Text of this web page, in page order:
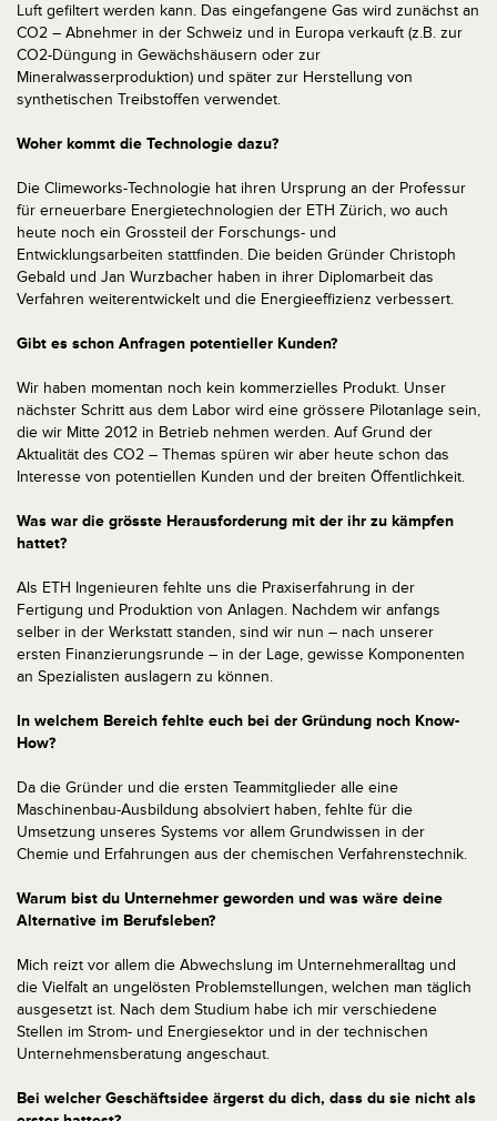
Luft gefiltert werden kann. Das eingefangene Gas wird zunächst an
CO2 – Abnehmer in der Schweiz und in Europa verkauft (z.B. zur
CO2-Düngung in Gewächshäusern oder zur
Mineralwasserproduktion) und später zur Herstellung von
synthetischen Treibstoffen verwendet.
Woher kommt die Technologie dazu?
Die Climeworks-Technologie hat ihren Ursprung an der Professur
für erneuerbare Energietechnologien der ETH Zürich, wo auch
heute noch ein Grossteil der Forschungs- und
Entwicklungsarbeiten stattfinden. Die beiden Gründer Christoph
Gebald und Jan Wurzbacher haben in ihrer Diplomarbeit das
Verfahren weiterentwickelt und die Energieeffizienz verbessert.
Gibt es schon Anfragen potentieller Kunden?
Wir haben momentan noch kein kommerzielles Produkt. Unser
nächster Schritt aus dem Labor wird eine grössere Pilotanlage sein,
die wir Mitte 2012 in Betrieb nehmen werden. Auf Grund der
Aktualität des CO2 – Themas spüren wir aber heute schon das
Interesse von potentiellen Kunden und der breiten Öffentlichkeit.
Was war die grösste Herausforderung mit der ihr zu kämpfen
hattet?
Als ETH Ingenieuren fehlte uns die Praxiserfahrung in der
Fertigung und Produktion von Anlagen. Nachdem wir anfangs
selber in der Werkstatt standen, sind wir nun – nach unserer
ersten Finanzierungsrunde – in der Lage, gewisse Komponenten
an Spezialisten auslagern zu können.
In welchem Bereich fehlte euch bei der Gründung noch Know-
How?
Da die Gründer und die ersten Teammitglieder alle eine
Maschinenbau-Ausbildung absolviert haben, fehlte für die
Umsetzung unseres Systems vor allem Grundwissen in der
Chemie und Erfahrungen aus der chemischen Verfahrenstechnik.
Warum bist du Unternehmer geworden und was wäre deine
Alternative im Berufsleben?
Mich reizt vor allem die Abwechslung im Unternehmeralltag und
die Vielfalt an ungelösten Problemstellungen, welchen man täglich
ausgesetzt ist. Nach dem Studium habe ich mir verschiedene
Stellen im Strom- und Energiesektor und in der technischen
Unternehmensberatung angeschaut.
Bei welcher Geschäftsidee ärgerst du dich, dass du sie nicht als